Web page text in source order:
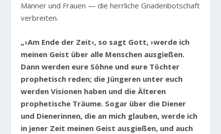
Männer und Frauen — die herrliche Gnadenbotschaft
verbreiten.
„›Am Ende der Zeit‹, so sagt Gott, ›werde ich
meinen Geist über alle Menschen ausgießen.
Dann werden eure Söhne und eure Töchter
prophetisch reden; die Jüngeren unter euch
werden Visionen haben und die Älteren
prophetische Träume. Sogar über die Diener
und Dienerinnen, die an mich glauben, werde ich
in jener Zeit meinen Geist ausgießen, und auch